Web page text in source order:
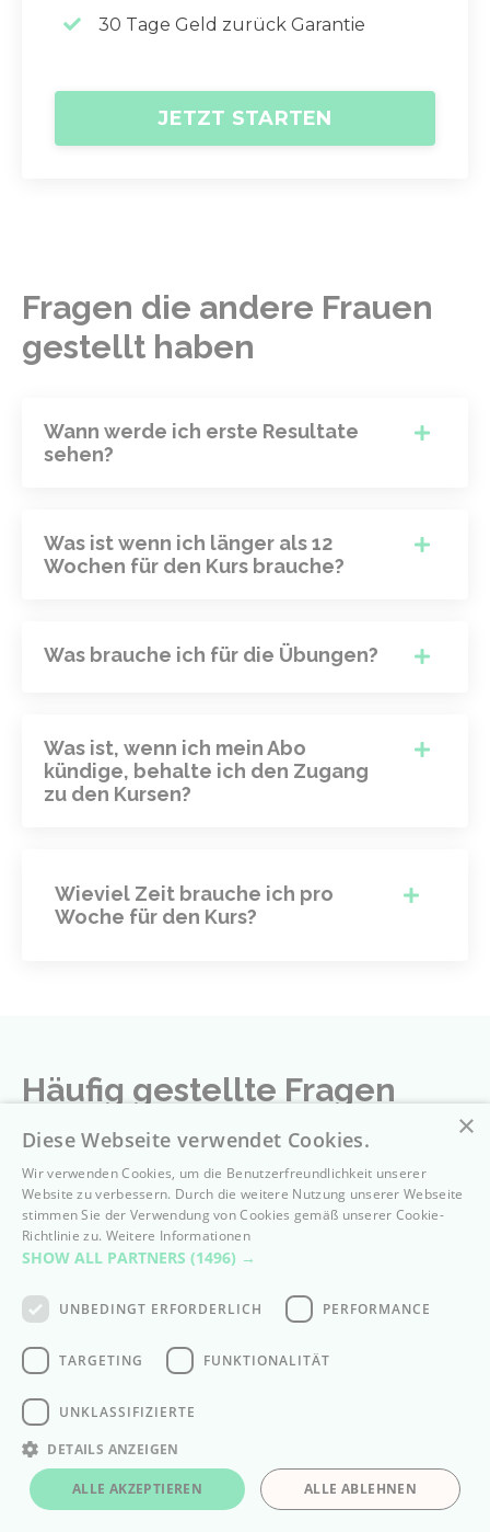
30 Tage Geld zurück Garantie
JETZT STARTEN
Fragen die andere Frauen
gestellt haben
Wann werde ich erste Resultate
sehen?
Was ist wenn ich länger als 12
Wochen für den Kurs brauche?
Was brauche ich für die Übungen?
Was ist, wenn ich mein Abo
kündige, behalte ich den Zugang
zu den Kursen?
Wieviel Zeit brauche ich pro
Woche für den Kurs?
Häufig gestellte Fragen
Gibt es eine Geld-zurück Garantie?
Was ist, wenn ich mein Abo
Sind die Übungen für alle
geeignet?
Gibt es eine Mindestlaufzeit?
×
Diese Webseite verwendet Cookies.
Wir verwenden Cookies, um die Benutzerfreundlichkeit unserer
Website zu verbessern. Durch die weitere Nutzung unserer Webseite
stimmen Sie der Verwendung von Cookies gemäß unserer Cookie-
Richtlinie zu. Weitere Informationen
SHOW ALL PARTNERS (1496) →
UNBEDINGT ERFORDERLICH PERFORMANCE
TARGETING FUNKTIONALITÄT
UNKLASSIFIZIERTE
DETAILS ANZEIGEN
ALLE AKZEPTIEREN ALLE ABLEHNEN